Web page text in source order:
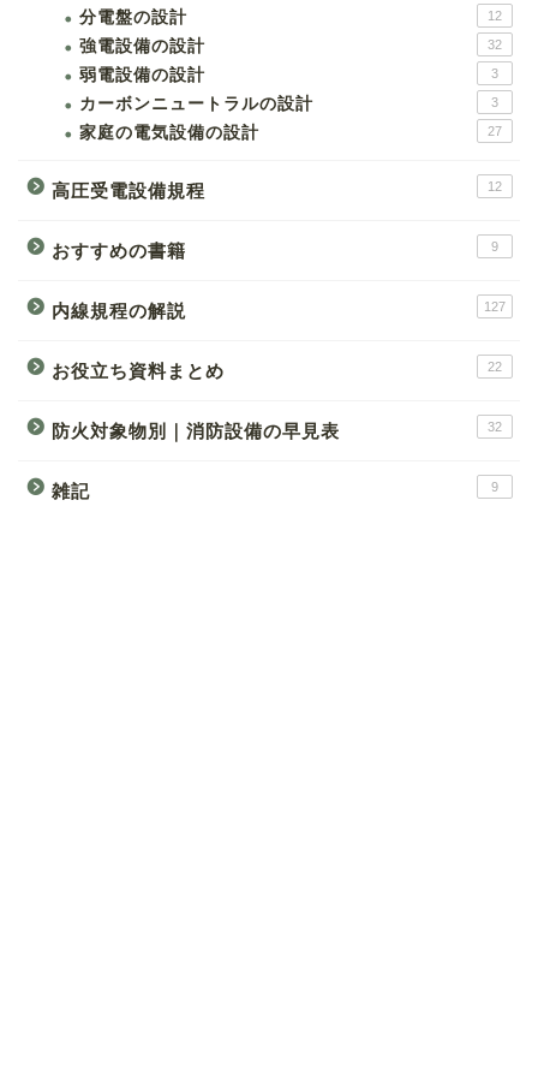
分電盤の設計 12
強電設備の設計 32
弱電設備の設計 3
カーボンニュートラルの設計 3
家庭の電気設備の設計 27
高圧受電設備規程 12
おすすめの書籍 9
内線規程の解説 127
お役立ち資料まとめ 22
防火対象物別｜消防設備の早見表 32
雑記 9